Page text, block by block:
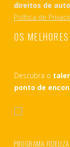
direitos de
Política de
OS
Descubra o
ponto de
PROGRAMA